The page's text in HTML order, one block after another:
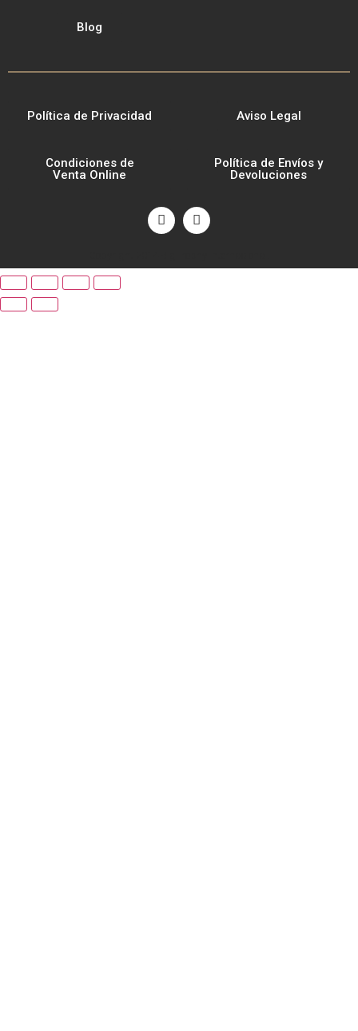
Blog
Política de Privacidad Aviso Legal
Condiciones de
Venta Online
Política de Envíos y
Devoluciones